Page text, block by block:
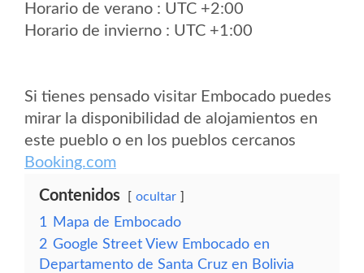
Horario de verano : UTC +2:00
Horario de invierno : UTC +1:00
Si tienes pensado visitar Embocado puedes
mirar la disponibilidad de alojamientos en
este pueblo o en los pueblos cercanos
Booking.com
Contenidos ocultar
1
Mapa de Embocado
2 Google Street View Embocado en
Departamento de Santa Cruz en Bolivia